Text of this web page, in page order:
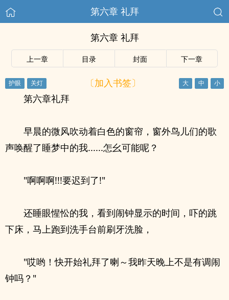
第六章 礼拜
第六章 礼拜
上一章 目录 封面 下一章
〔加入书签〕
第六章礼拜
早晨的微风吹动着白色的窗帘，窗外鸟儿们的歌
声唤醒了睡梦中的我......怎幺可能呢？
"啊啊啊!!!要迟到了!"
还睡眼惺忪的我，看到闹钟显示的时间，吓的跳
下床，马上跑到洗手台前刷牙洗脸，
"哎哟！快开始礼拜了喇～我昨天晚上不是有调闹
钟吗？"